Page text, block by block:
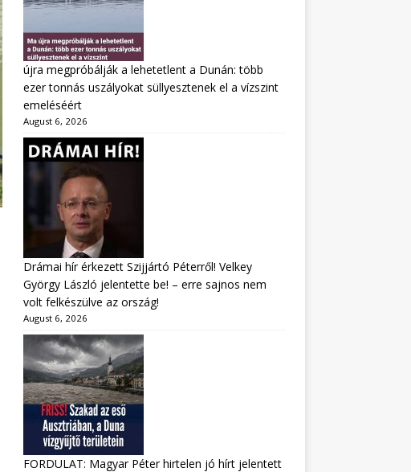
újra megpróbálják a lehetetlent a Dunán: több
ezer tonnás uszályokat süllyesztenek el a vízszint
emeléséért
August 6, 2026
Drámai hír érkezett Szijjártó Péterről! Velkey
György László jelentette be! – erre sajnos nem
volt felkészülve az ország!
August 6, 2026
FORDULAT: Magyar Péter hirtelen jó hírt jelentett